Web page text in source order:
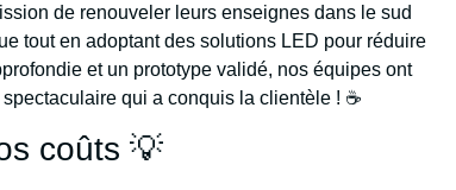
de renouveler leurs enseignes dans le sud
tout en adoptant des solutions LED pour réduire
et un prototype validé, nos équipes ont
qui a conquis la clientèle ! ☕
coûts 💡